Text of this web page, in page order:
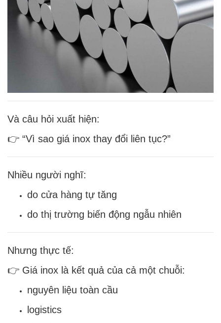
Và câu hỏi xuất hiện:
👉 “Vì sao giá inox thay đổi liên tục?”
Nhiều người nghĩ:
do cửa hàng tự tăng
do thị trường biến động ngẫu nhiên
Nhưng thực tế:
👉 Giá inox là kết quả của cả một chuỗi:
nguyên liệu toàn cầu
logistics